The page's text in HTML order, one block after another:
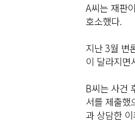
A씨는 재판
호소했다.
지난 3월 변
이 달라지면
B씨는 사건
서를 제출했
과 상담한